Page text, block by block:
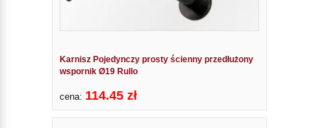
Karnisz Pojedynczy prosty ścienny przedłużony
wspornik Ø19 Rullo
cena: 114.45 zł